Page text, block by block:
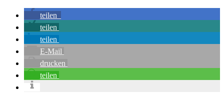
teilen
teilen
teilen
E-Mail
drucken
teilen